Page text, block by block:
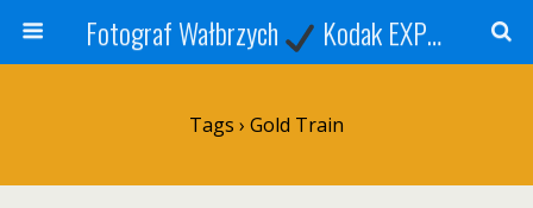
Fotograf Wałbrzych Kodak EXPRESS
Tags › Gold Train